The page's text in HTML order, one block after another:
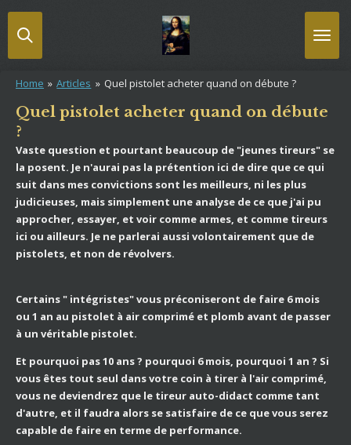
Passer
au
Home » Articles » Quel pistolet acheter quand on débute ?
Quel pistolet acheter quand on débute
?
Vaste question et pourtant beaucoup de "jeunes tireurs" se
la posent. Je n'aurai pas la prétention ici de dire que ce qui
suit dans mes convictions sont les meilleurs, ni les plus
judicieuses, mais simplement une analyse de ce que j'ai pu
approcher, essayer, et voir comme armes, et comme tireurs
ici ou ailleurs. Je ne parlerai aussi volontairement que de
pistolets, et non de révolvers.
Certains " intégristes" vous préconiseront de faire 6 mois
ou 1 an au pistolet à air comprimé et plomb avant de passer
à un véritable pistolet.
Et pourquoi pas 10 ans ? pourquoi 6 mois, pourquoi 1 an ? Si
vous êtes tout seul dans votre coin à tirer à l'air comprimé,
vous ne deviendrez que le tireur auto-didact comme tant
d'autre, et il faudra alors se satisfaire de ce que vous serez
capable de faire en terme de performance.